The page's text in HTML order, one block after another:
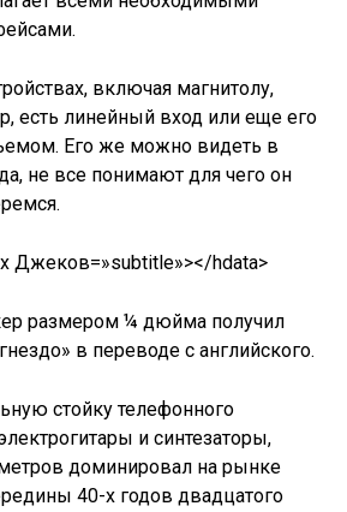
включая магнитолу,
есть линейный вход или еще его
Его же можно видеть в
не все понимают для чего он
Джеков=»subtitle»></hdata>
размером ¼ дюйма получил
в переводе с английского.
стойку телефонного
и синтезаторы,
доминировал на рынке
40-х годов двадцатого